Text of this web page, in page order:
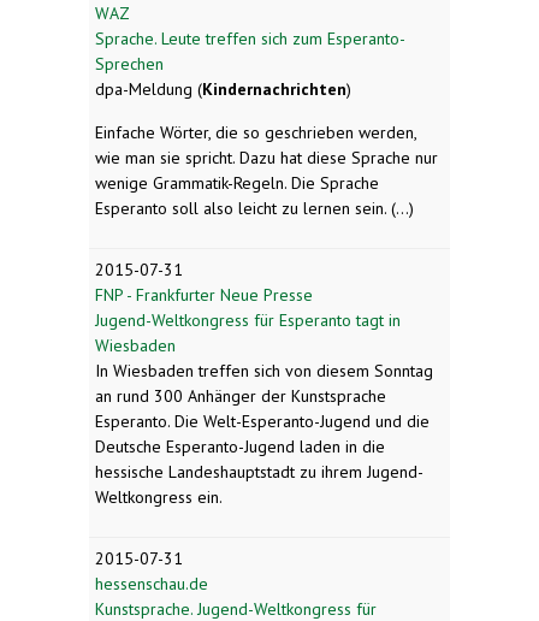
WAZ
Sprache. Leute treffen sich zum Esperanto-
Sprechen
dpa-Meldung (Kindernachrichten)
Einfache Wörter, die so geschrieben werden,
wie man sie spricht. Dazu hat diese Sprache nur
wenige Grammatik-Regeln. Die Sprache
Esperanto soll also leicht zu lernen sein. (...)
2015-07-31
FNP - Frankfurter Neue Presse
Jugend-Weltkongress für Esperanto tagt in
Wiesbaden
In Wiesbaden treffen sich von diesem Sonntag
an rund 300 Anhänger der Kunstsprache
Esperanto. Die Welt-Esperanto-Jugend und die
Deutsche Esperanto-Jugend laden in die
hessische Landeshauptstadt zu ihrem Jugend-
Weltkongress ein.
2015-07-31
hessenschau.de
Kunstsprache. Jugend-Weltkongress für